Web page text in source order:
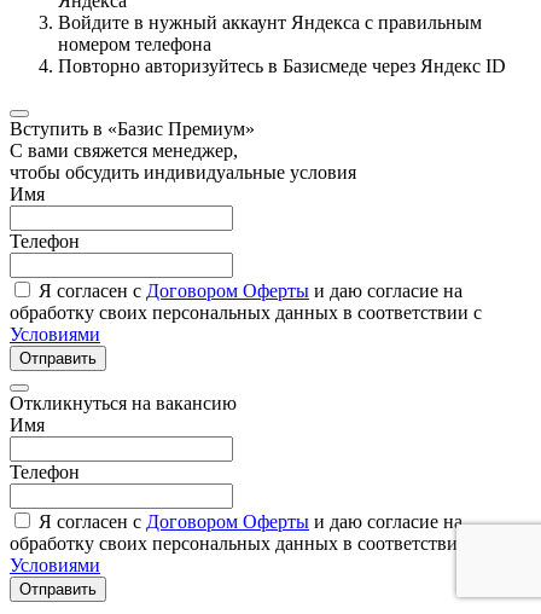
Войдите в нужный аккаунт Яндекса с правильным
номером телефона
Повторно авторизуйтесь в Базисмеде через Яндекс ID
Вступить в «Базис Премиум»
С вами свяжется менеджер,
чтобы обсудить индивидуальные условия
Имя
Телефон
Я согласен с Договором Оферты и даю согласие на
обработку своих персональных данных в соответствии с
Условиями
Отправить
Откликнуться на вакансию
Имя
Телефон
Я согласен с Договором Оферты и даю согласие на
обработку своих персональных данных в соответствии с
Условиями
Отправить